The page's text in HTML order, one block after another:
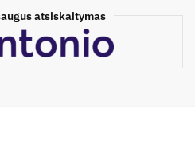
atsiskaitymas